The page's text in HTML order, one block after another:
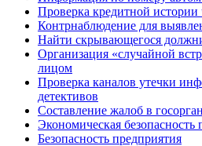
Проверка кредитной
Контрнаблюдение для
Найти скрывающегося
Организация «случайной
лицом
Проверка каналов утечки
детективов
Составление жалоб в
Экономическая безопасность
Безопасность предприятия